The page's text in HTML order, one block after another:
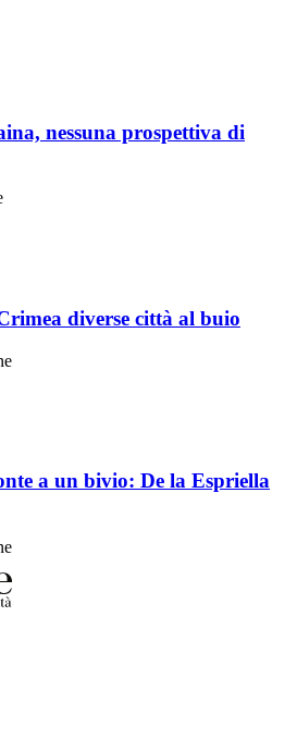
nessuna prospettiva di
diverse città al buio
a un bivio: De la Espriella